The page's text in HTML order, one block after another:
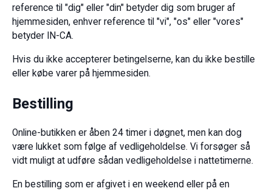
reference til "dig" eller "din" betyder dig som bruger af
hjemmesiden, enhver reference til "vi", "os" eller "vores"
betyder IN-CA.
Hvis du ikke accepterer betingelserne, kan du ikke bestille
eller købe varer på hjemmesiden.
Bestilling
Online-butikken er åben 24 timer i døgnet, men kan dog
være lukket som følge af vedligeholdelse. Vi forsøger så
vidt muligt at udføre sådan vedligeholdelse i nattetimerne.
En bestilling som er afgivet i en weekend eller på en